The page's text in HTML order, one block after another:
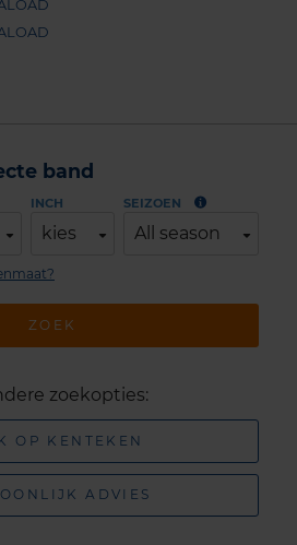
band
INCH
kies
SEIZOEN
All season
ZOEK
zoekopties:
OP KENTEKEN
ADVIES